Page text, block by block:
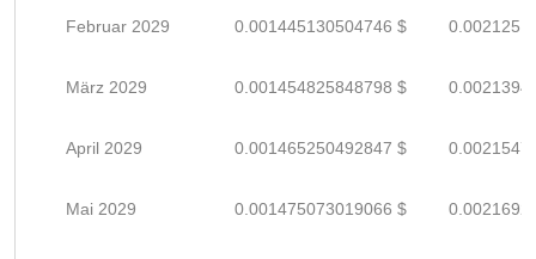
Februar 2029 0.001445130504746 $
März 2029 0.001454825848798 $
April 2029 0.001465250492847 $
Mai 2029 0.001475073019066 $